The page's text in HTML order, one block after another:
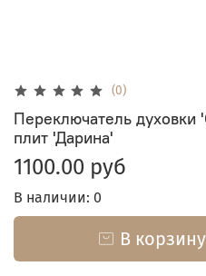
(0)
Переключатель духовки
плит 'Дарина'
1100.00 руб
В наличии: 0
В корзину